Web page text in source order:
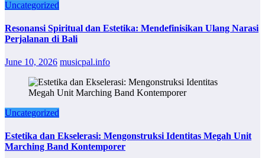
Uncategorized
Resonansi Spiritual dan Estetika: Mendefinisikan Ulang Narasi
Perjalanan di Bali
June 10, 2026 musicpal.info
Uncategorized
Estetika dan Ekselerasi: Mengonstruksi Identitas Megah Unit
Marching Band Kontemporer